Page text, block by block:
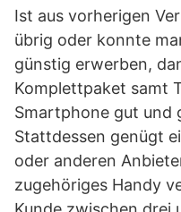
Ist aus vorherigen
übrig oder konnte
günstig erwerben,
Komplettpaket samt
Smartphone gut und
Stattdessen genügt
oder anderen
zugehöriges Handy